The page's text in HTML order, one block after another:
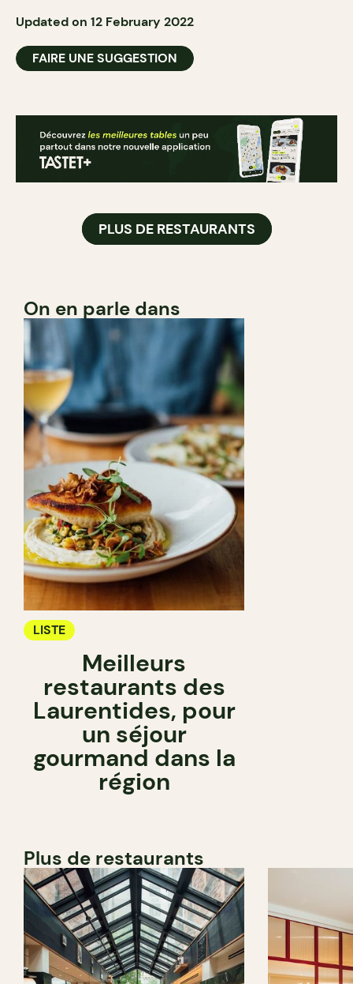
Updated on 12 February 2022
FAIRE UNE SUGGESTION
PLUS DE RESTAURANTS
On en parle dans
LISTE
Meilleurs
restaurants des
Laurentides, pour
un séjour
gourmand dans la
région
Plus de restaurants